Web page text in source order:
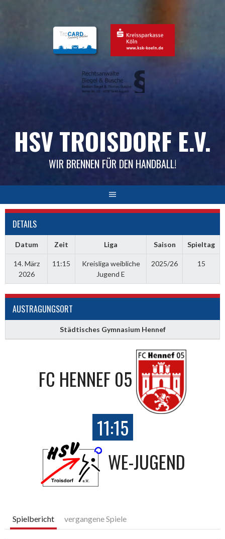
HSV TROISDORF E.V.
WIR BRENNEN FÜR DEN HANDBALL!
DETAILS
Datum Zeit Liga Saison Spieltag
14. März
2026
11:15
Kreisliga weibliche
Jugend E
2025/26 15
AUSTRAGUNGSORT
Städtisches Gymnasium Hennef
FC HENNEF 05
11:15
WE-JUGEND
Spielbericht vergangene Spiele